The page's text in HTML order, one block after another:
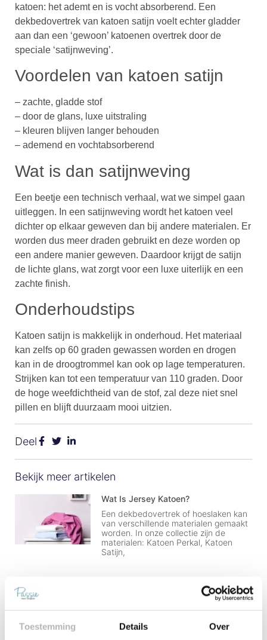
Toestemming Details Over
katoen: het ademt en is vocht absorberend. Een
dekbedovertrek van katoen satijn voelt echter gladder
aan dan een ‘gewoon’ katoenen overtrek door de
speciale ‘satijnweving’.
Voordelen van katoen satijn
– zachte, gladde stof
– door de glans, luxe uitstraling
– kleuren blijven langer behouden
– ademend en vochtabsorberend
Wat is dan satijnweving
Een beetje een technisch verhaal, wat we simpel gaan
uitleggen. In een satijnweving wordt het katoen veel
dichter op elkaar geweven dan bij andere materialen. Er
worden dus meer draden gebruikt en deze worden op
een andere manier geweven. Daardoor krijgt de satijn
de lichte glans, wat zorgt voor een luxe uiterlijk en een
zachte finish.
Onderhoudstips
Katoen satijn is makkelijk in onderhoud. Het materiaal
kan zelfs op 60 graden gewassen worden en drogen
kan in de droogtrommel kan ook op lage temperaturen.
Strijken kan tot een temperatuur van 110 graden. Door
de hoge weefdichtheid van de stof, zal deze niet snel
pillen en blijft duurzaam mooi uitzien.
Deel
Bekijk meer artikelen
Wat Is Jersey Katoen?
Een dekbedovertrek of hoeslaken kan
van verschillende materialen gemaakt
worden. In onze collectie zijn de
materialen: Katoen Perkal, Katoen
Satijn,
Een dekbedovertrek of hoeslaken kan
van verschillende materialen gemaakt
worden. In onze collectie zijn de
materialen: Katoen Perkal, Katoen